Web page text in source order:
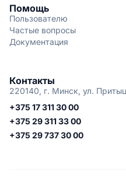
Помощь
Пользователю
Частые вопросы
Документация
Контакты
220140, г. Минск, ул.
+375 17 311 30 00
+375 29 311 33 00
+375 29 737 30 00